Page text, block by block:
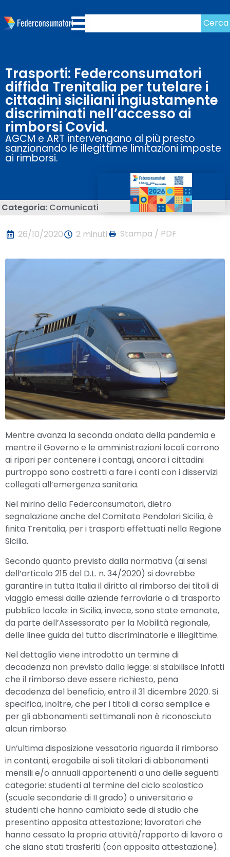
Cerca
Trasporti: Federconsumatori
diffida Trenitalia per tutelare i
cittadini siciliani ingiustamente
discriminati nell’accesso ai
rimborsi Covid.
AGCM e ART intervengano al più presto
sanzionando le illegittime limitazioni imposte
ai rimborsi.
Categoria: Comunicati
26/10/2020 2 minuti Stampa / PDF
Mentre avanza la seconda ondata della pandemia e
mentre il Governo e le amministrazioni locali corrono
ai ripari per contenere i contagi, ancora i cittadini
purtroppo sono costretti a fare i conti con i disservizi
collegati all’emergenza sanitaria.
Nel mirino della Federconsumatori, dietro
segnalazione anche del Comitato Pendolari Sicilia, è
finita Trenitalia, per i trasporti effettuati nella Regione
Sicilia.
Secondo quanto previsto dalla normativa (ai sensi
dell’articolo 215 del D.L. n. 34/2020) si dovrebbe
garantire in tutta Italia il diritto al rimborso dei titoli di
viaggio emessi dalle aziende ferroviarie o di trasporto
pubblico locale: in Sicilia, invece, sono state emanate,
da parte dell’Assessorato per la Mobilità regionale,
delle linee guida del tutto discriminatorie e illegittime.
Nel dettaglio viene introdotto un termine di
decadenza non previsto dalla legge: si stabilisce infatti
che il rimborso deve essere richiesto, pena
decadenza del beneficio, entro il 31 dicembre 2020. Si
specifica, inoltre, che per i titoli di corsa semplice e
per gli abbonamenti settimanali non è riconosciuto
alcun rimborso.
Un’ultima disposizione vessatoria riguarda il rimborso
in contanti, erogabile ai soli titolari di abbonamenti
mensili e/o annuali appartenenti a una delle seguenti
categorie: studenti al termine del ciclo scolastico
(scuole secondarie di II grado) o universitario e
studenti che hanno cambiato sede di studio che
presentino apposita attestazione; lavoratori che
hanno cessato la propria attività/rapporto di lavoro o
che siano stati trasferiti (con apposita attestazione).